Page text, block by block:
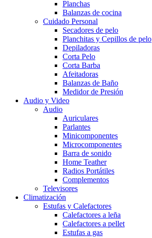
Planchas
Balanzas de cocina
Cuidado Personal
Secadores de pelo
Planchitas y Cepillos de pelo
Depiladoras
Corta Pelo
Corta Barba
Afeitadoras
Balanzas de Baño
Medidor de Presión
Audio y Video
Audio
Auriculares
Parlantes
Minicomponentes
Microcomponentes
Barra de sonido
Home Teather
Radios Portátiles
Complementos
Televisores
Climatización
Estufas y Calefactores
Calefactores a leña
Calefactores a pellet
Estufas a gas